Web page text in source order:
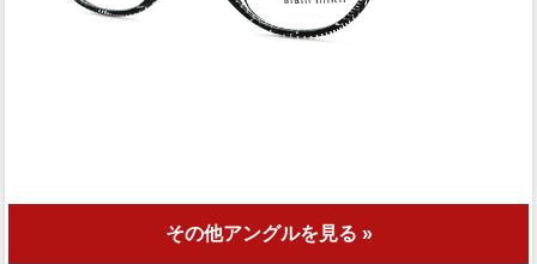
その他アングルを見る »